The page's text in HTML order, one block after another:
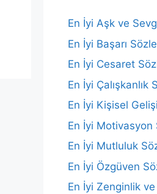
En İyi Aşk ve
En İyi Başarı
En İyi Cesaret
En İyi Çalışkanlık
En İyi Kişisel
En İyi Motivasyon
En İyi Mutluluk
En İyi Özgüven
En İyi Zenginlik